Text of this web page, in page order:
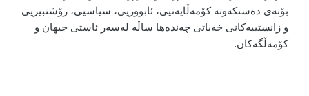
بۆنەی دەستكەوتە كۆمەڵایەتیی، ئابووریی، سیاسیی، رۆشنبیریی
و زانستییەكانی خەباتی چەندەها ساڵە لەسەر ئاستی جیهان و
كۆمەڵگەكان.